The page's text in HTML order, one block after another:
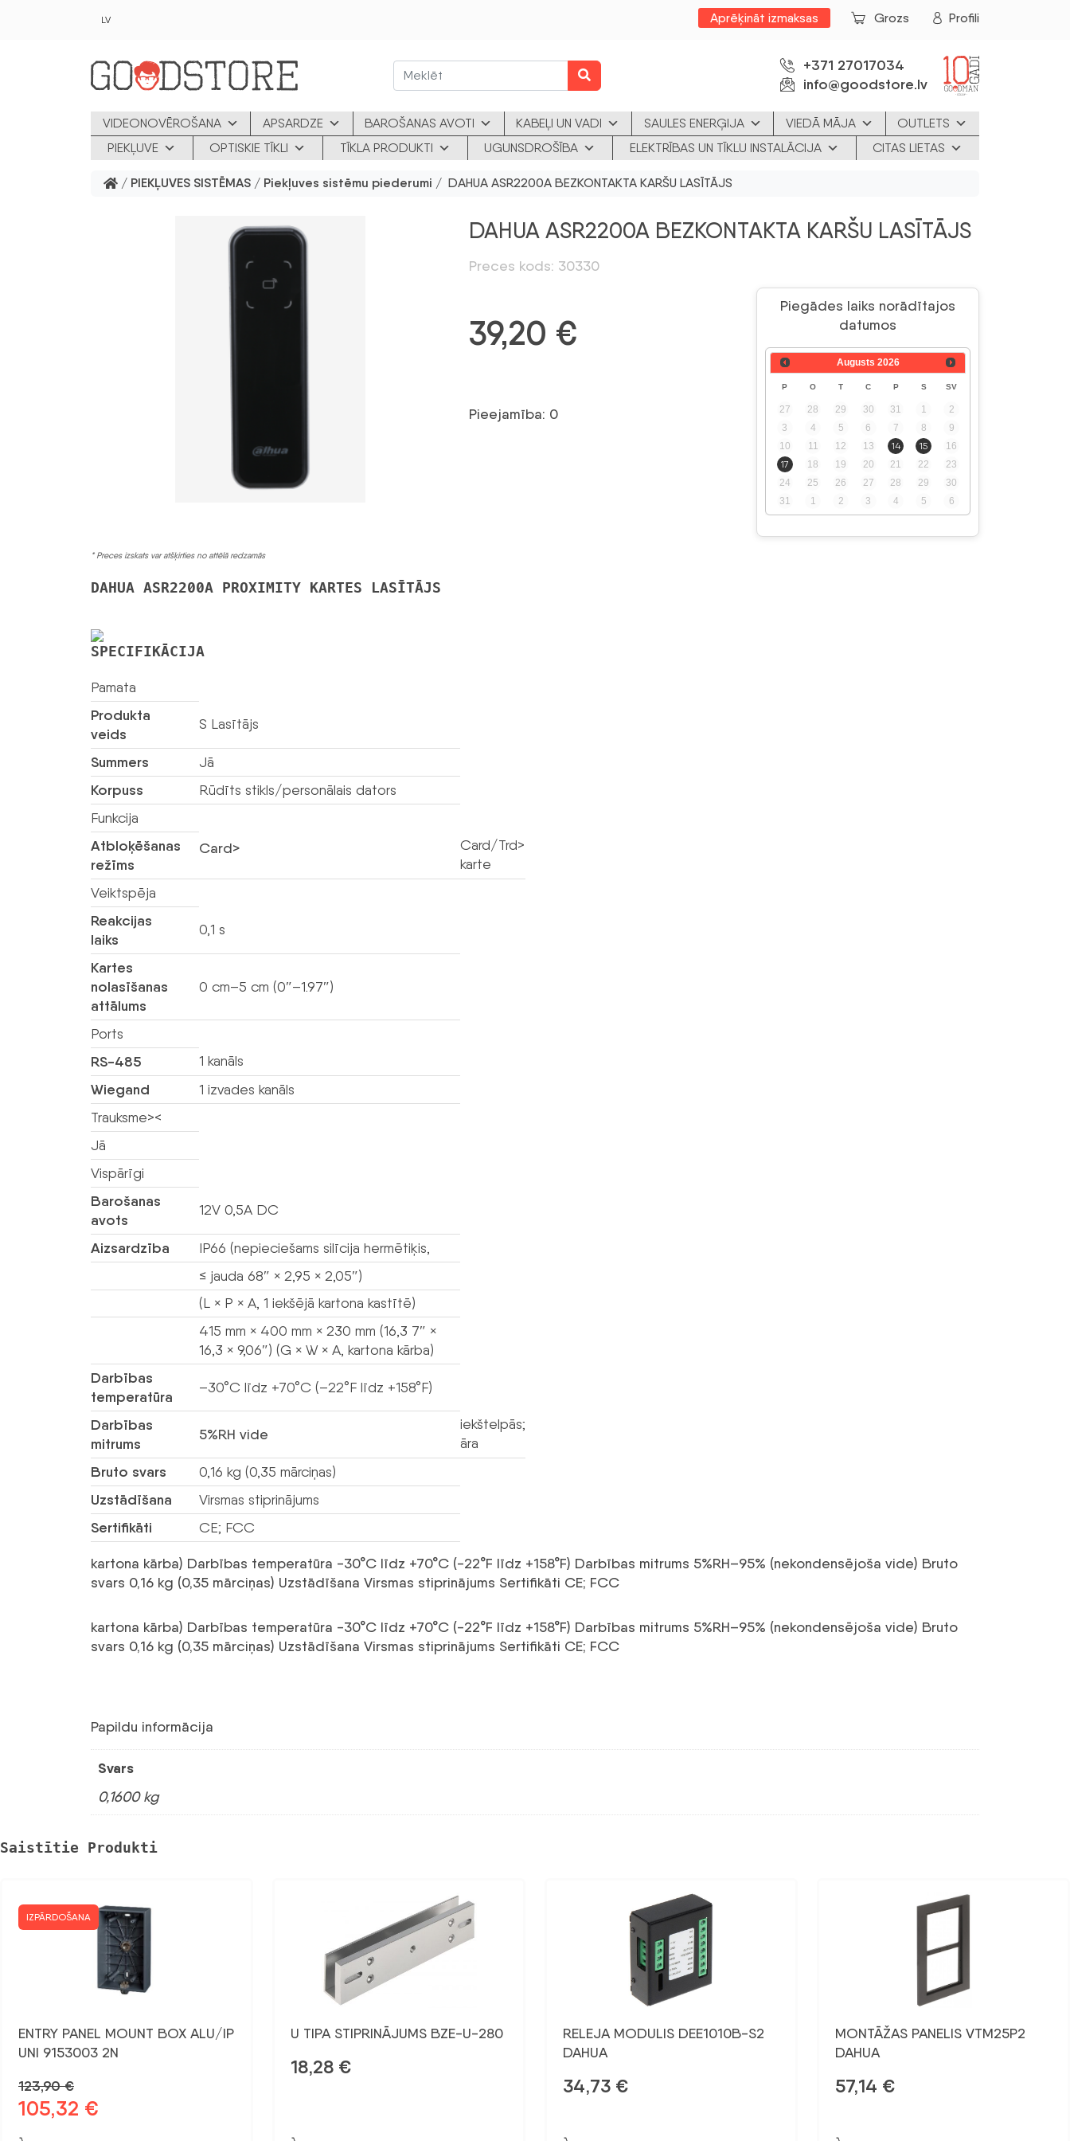
LV Aprēķināt izmaksas Grozs Profili
+371 27017034
info@goodstore.lv
VIDEONOVĒROŠANA APSARDZE BAROŠANAS AVOTI KABEĻI UN VADI SAULES ENERĢIJA VIEDĀ MĀJA
OUTLETS
PIEKĻUVE
OPTISKIE TĪKLI TĪKLA PRODUKTI UGUNSDROŠĪBA ELEKTRĪBAS UN TĪKLU INSTALĀCIJA CITAS LIETAS
/ PIEKĻUVES SISTĒMAS / Piekļuves sistēmu piederumi / DAHUA ASR2200A BEZKONTAKTA KARŠU LASĪTĀJS
* Preces izskats var atšķirties no attēlā redzamās
DAHUA ASR2200A BEZKONTAKTA KARŠU LASĪTĀJS
Preces kods: 30330
Piegādes laiks norādītajos
datumos
Augusts 2026
P O T C P S SV
27 28 29 30 31 1
2
3
4 5 6 7 8
9
10
11 12 13 14 15
16
17
18 19 20 21 22
23
24
25 26 27 28 29
30
31
1 2 3 4 5 6
39,20 €
Pieejamība: 0
DAHUA ASR2200A PROXIMITY KARTES LASĪTĀJS
SPECIFIKĀCIJA
Pamata
Produkta
veids
S Lasītājs
Summers Jā
Korpuss
Rūdīts stikls/personālais dators
Funkcija
Atbloķēšanas
režīms
Card>
Card/Trd>
karte
Veiktspēja
Reakcijas
laiks
0,1 s
Kartes
nolasīšanas
attālums
0 cm–5 cm (0″–1.97″)
Ports
RS-485 1 kanāls
Wiegand
1 izvades kanāls
Trauksme><
Jā
Vispārīgi
Barošanas
avots
12V 0,5A DC
Aizsardzība
IP66 (nepieciešams silīcija hermētiķis,
≤ jauda 68″ × 2,95 × 2,05″)
(L × P × A, 1 iekšējā kartona kastītē)
415 mm × 400 mm × 230 mm (16,3 7″ ×
16,3 × 9,06″) (G × W × A, kartona kārba)
Darbības
temperatūra
–30°C līdz +70°C (–22°F līdz +158°F)
Darbības
mitrums
5%RH vide
iekštelpās;
āra
Bruto svars 0,16 kg (0,35 mārciņas)
Uzstādīšana Virsmas stiprinājums
Sertifikāti CE; FCC
kartona kārba) Darbības temperatūra -30°C līdz +70°C (-22°F līdz +158°F) Darbības mitrums 5%RH–95% (nekondensējoša vide) Bruto
svars 0,16 kg (0,35 mārciņas) Uzstādīšana Virsmas stiprinājums Sertifikāti CE; FCC
kartona kārba) Darbības temperatūra -30°C līdz +70°C (-22°F līdz +158°F) Darbības mitrums 5%RH–95% (nekondensējoša vide) Bruto
svars 0,16 kg (0,35 mārciņas) Uzstādīšana Virsmas stiprinājums Sertifikāti CE; FCC
Papildu informācija
Svars
0,1600 kg
Saistītie Produkti
IZPĀRDOŠANA
ENTRY PANEL MOUNT BOX ALU/IP
UNI 9153003 2N
123,90€
Sākotnējā
105,32 €
U TIPA STIPRINĀJUMS BZE-U-280
18,28 €
RELEJA MODULIS DEE1010B-S2
DAHUA
34,73 €
MONTĀŽAS PANELIS VTM25P2
DAHUA
57,14 €